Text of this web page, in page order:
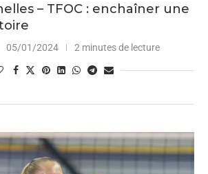
– TFOC : enchaîner une
05/01/2024 2 minutes de lecture